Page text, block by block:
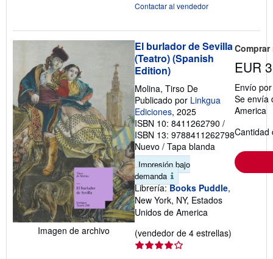
Contactar al vendedor
Imagen de archivo
El burlador de Sevilla
(Teatro) (Spanish
Edition)
Molina, Tirso De
Publicado por Linkgua
Ediciones, 2025
ISBN 10: 8411262790 /
ISBN 13: 9788411262798
Nuevo / Tapa blanda
Impresión bajo
demanda
Librería: Books Puddle,
New York, NY, Estados
Unidos de America
(vendedor de 4 estrellas)
EUR
Envío
Se envía
America
Cantidad